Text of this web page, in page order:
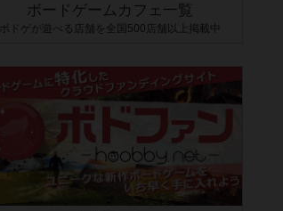
ボードゲームカフェ一覧
ボドゲが遊べる店舗を全国500店舗以上掲載中